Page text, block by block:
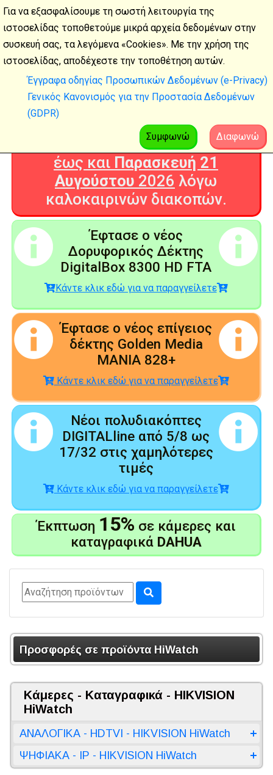
Καλοκαιρινές
διακοπές
Η Ψηφιακή Τεχνολογία θα είναι
ΚΛΕΙΣΤΗ απόΔευτέρα 3
Αυγούστου2026
έως και Παρασκευή 21
Αυγούστου 2026 λόγω
καλοκαιρινών διακοπών.
Έφτασε ο νέος
Δορυφορικός Δέκτης
DigitalBox 8300 HD FTA
Κάντε κλικ εδώ για να παραγγείλετε
Έφτασε ο νέος επίγειος
δέκτης Golden Media
MANIA 828+
Κάντε κλικ εδώ για να παραγγείλετε
Νέοι πολυδιακόπτες
DIGITALline από 5/8 ως
17/32 στις χαμηλότερες
τιμές
Κάντε κλικ εδώ για να παραγγείλετε
Έκπτωση 15% σε κάμερες και
καταγραφικά DAHUA
Προσφορές σε προϊόντα HiWatch
Κάμερες - Καταγραφικά - HIKVISION
HiWatch
ΑΝΑΛΟΓΙΚΑ - HDTVI - HIKVISION HiWatch
ΨΗΦΙΑΚΑ - IP - HIKVISION HiWatch
Για να εξασφαλίσουμε τη σωστή λειτουργία της
ιστοσελίδας τοποθετούμε μικρά αρχεία δεδομένων στην
συσκευή σας, τα λεγόμενα «Cookies». Με την χρήση της
ιστοσελίδας, αποδέχεστε την τοποθέτηση αυτών.
Έγγραφα οδηγίας Προσωπικών Δεδομένων (e-Privacy)
Γενικός Κανονισμός για την Προστασία Δεδομένων
(GDPR)
Διαφωνώ
Συμφωνώ